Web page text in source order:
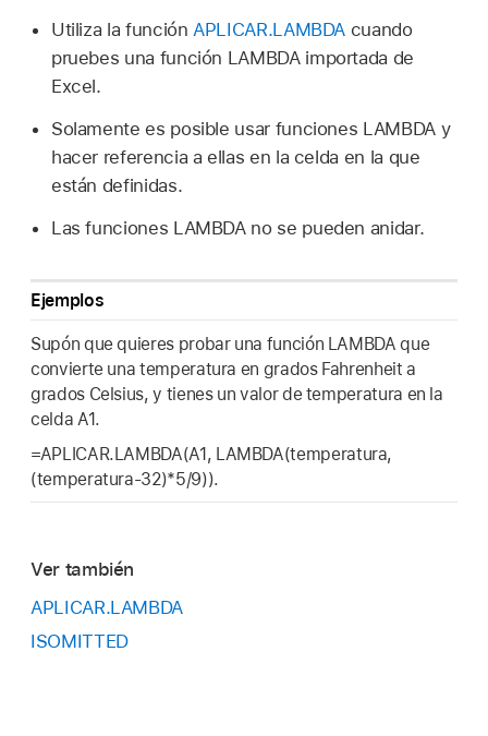
Utiliza la funciónAPLICAR.LAMBDA cuando
pruebes una función LAMBDA importada de
Excel.
Solamente es posible usar funciones LAMBDA y
hacer referencia a ellas en la celda en la que
están definidas.
Las funciones LAMBDA no se pueden anidar.
Ejemplos
Supón que quieres probar una función LAMBDA que
convierte una temperatura en grados Fahrenheit a
grados Celsius, y tienes un valor de temperatura en la
celda A1.
=APLICAR.LAMBDA(A1, LAMBDA(temperatura,
(temperatura-32)*5/9)).
Ver también
APLICAR.LAMBDA
ISOMITTED